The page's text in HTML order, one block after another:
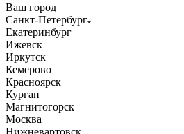
Ваш город
Санкт-Петербург
Екатеринбург
Ижевск
Иркутск
Кемерово
Красноярск
Курган
Магнитогорск
Москва
Нижневартовск